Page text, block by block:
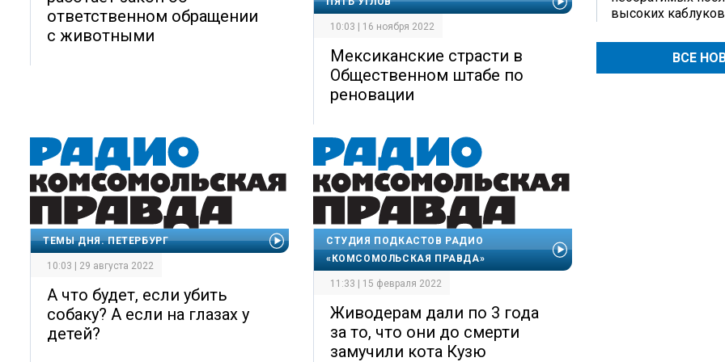
ответственном обращении
с животными
10:03 | 16 ноября 2022
Мексиканские страсти в
Общественном штабе по
реновации
ТЕМЫ ДНЯ. ПЕТЕРБУРГ
10:03 | 29 августа 2022
А что будет, если убить
собаку? А если на глазах у
детей?
СТУДИЯ ПОДКАСТОВ РАДИО
«КОМСОМОЛЬСКАЯ ПРАВДА»
11:33 | 15 февраля 2022
Живодерам дали по 3 года
за то, что они до смерти
замучили кота Кузю
высоких каблуков
ВСЕ